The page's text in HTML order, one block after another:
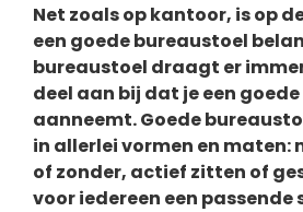
Net zoals op kantoor, is op
een goede bureaustoel
bureaustoel draagt er
deel aan bij dat je een
aanneemt. Goede
in allerlei vormen en maten:
of zonder, actief zitten of
voor iedereen een passende